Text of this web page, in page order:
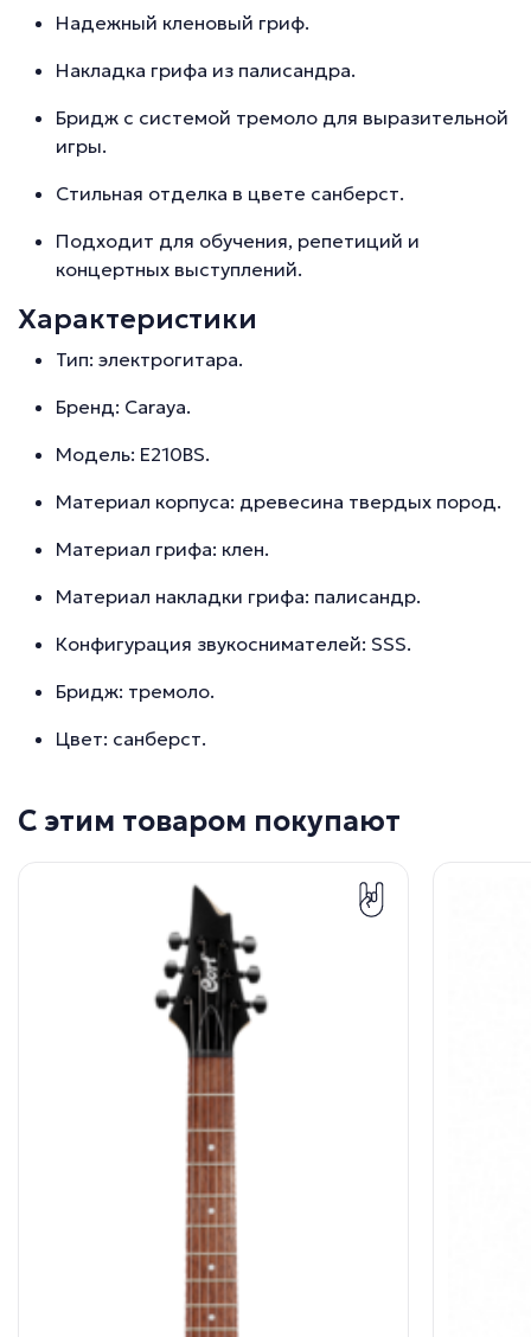
Надежный кленовый гриф.
Накладка грифа из палисандра.
Бридж с системой тремоло для выразительной
игры.
Стильная отделка в цвете санберст.
Подходит для обучения, репетиций и
концертных выступлений.
Характеристики
Тип: электрогитара.
Бренд: Caraya.
Модель: E210BS.
Материал корпуса: древесина твердых пород.
Материал грифа: клен.
Материал накладки грифа: палисандр.
Конфигурация звукоснимателей: SSS.
Бридж: тремоло.
Цвет: санберст.
С этим товаром покупают